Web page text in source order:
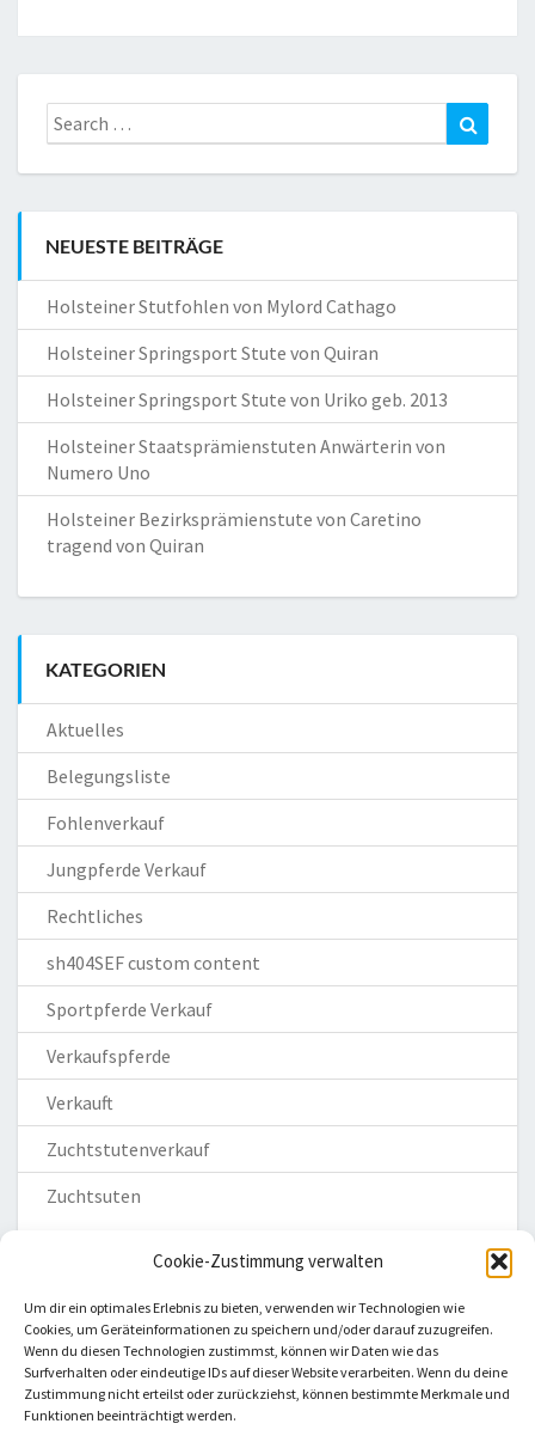
Cookie-Zustimmung verwalten
Um dir ein optimales Erlebnis zu bieten, verwenden wir Technologien wie
Cookies, um Geräteinformationen zu speichern und/oder darauf zuzugreifen.
Wenn du diesen Technologien zustimmst, können wir Daten wie das
Surfverhalten oder eindeutige IDs auf dieser Website verarbeiten. Wenn du deine
Zustimmung nicht erteilst oder zurückziehst, können bestimmte Merkmale und
Funktionen beeinträchtigt werden.
Search
for:
NEUESTE BEITRÄGE
Holsteiner Stutfohlen von Mylord Cathago
Holsteiner Springsport Stute von Quiran
Holsteiner Springsport Stute von Uriko geb. 2013
Holsteiner Staatsprämienstuten Anwärterin von
Numero Uno
Holsteiner Bezirksprämienstute von Caretino
tragend von Quiran
KATEGORIEN
Aktuelles
Belegungsliste
Fohlenverkauf
Jungpferde Verkauf
Rechtliches
sh404SEF custom content
Sportpferde Verkauf
Verkaufspferde
Verkauft
Zuchtstutenverkauf
Zuchtsuten
Homepage
Impressum